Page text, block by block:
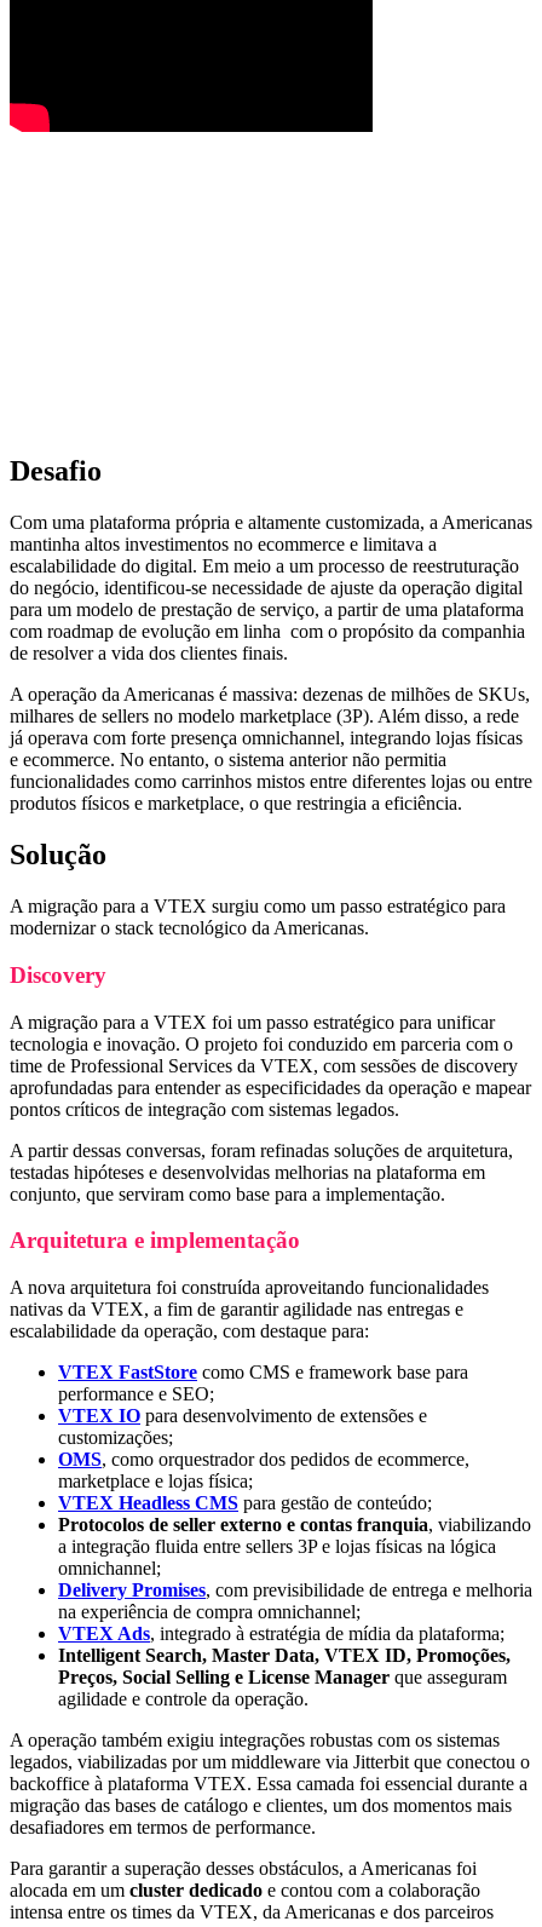
Desafio
Com uma plataforma própria e altamente customizada, a Americanas
mantinha altos investimentos no ecommerce e limitava a
escalabilidade do digital. Em meio a um processo de reestruturação
do negócio, identificou-se necessidade de ajuste da operação digital
para um modelo de prestação de serviço, a partir de uma plataforma
com roadmap de evolução em linha com o propósito da companhia
de resolver a vida dos clientes finais.
A operação da Americanas é massiva: dezenas de milhões de SKUs,
milhares de sellers no modelo marketplace (3P). Além disso, a rede
já operava com forte presença omnichannel, integrando lojas físicas
e ecommerce. No entanto, o sistema anterior não permitia
funcionalidades como carrinhos mistos entre diferentes lojas ou entre
produtos físicos e marketplace, o que restringia a eficiência.
Solução
A migração para a VTEX surgiu como um passo estratégico para
modernizar o stack tecnológico da Americanas.
Discovery
A migração para a VTEX foi um passo estratégico para unificar
tecnologia e inovação. O projeto foi conduzido em parceria com o
time de Professional Services da VTEX, com sessões de discovery
aprofundadas para entender as especificidades da operação e mapear
pontos críticos de integração com sistemas legados.
A partir dessas conversas, foram refinadas soluções de arquitetura,
testadas hipóteses e desenvolvidas melhorias na plataforma em
conjunto, que serviram como base para a implementação.
Arquitetura e implementação
A nova arquitetura foi construída aproveitando funcionalidades
nativas da VTEX, a fim de garantir agilidade nas entregas e
escalabilidade da operação, com destaque para:
VTEX FastStore como CMS e framework base para
performance e SEO;
VTEX IO para desenvolvimento de extensões e
customizações;
OMS, como orquestrador dos pedidos de ecommerce,
marketplace e lojas física;
VTEX Headless CMS para gestão de conteúdo;
Protocolos de seller externo e contas franquia, viabilizando
a integração fluida entre sellers 3P e lojas físicas na lógica
omnichannel;
Delivery Promises, com previsibilidade de entrega e melhoria
na experiência de compra omnichannel;
VTEX Ads, integrado à estratégia de mídia da plataforma;
Intelligent Search, Master Data, VTEX ID, Promoções,
Preços, Social Selling e License Manager que asseguram
agilidade e controle da operação.
A operação também exigiu integrações robustas com os sistemas
legados, viabilizadas por um middleware via Jitterbit que conectou o
backoffice à plataforma VTEX. Essa camada foi essencial durante a
migração das bases de catálogo e clientes, um dos momentos mais
desafiadores em termos de performance.
Para garantir a superação desses obstáculos, a Americanas foi
alocada em um cluster dedicado e contou com a colaboração
intensa entre os times da VTEX, da Americanas e dos parceiros